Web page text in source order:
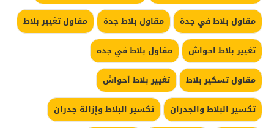
مقاول بلاط في جدة
مقاول بلاط جدة
مقاول تغيير بلاط
تغيير بلاط احواش
مقاول بلاط في جده
مقاول تسكير بلاط
تغيير بلاط أحواش
تكسير البلاط والجدران
تكسير البلاط وإزالة جدران